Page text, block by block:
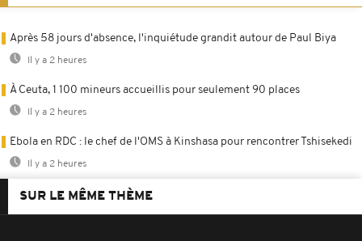
Après 58 jours d'absence, l'inquiétude grandit autour de Paul Biya
Il y a 2 heures
À Ceuta, 1 100 mineurs accueillis pour seulement 90 places
Il y a 2 heures
Ebola en RDC : le chef de l'OMS à Kinshasa pour rencontrer Tshisekedi
Il y a 2 heures
SUR LE MÊME THÈME